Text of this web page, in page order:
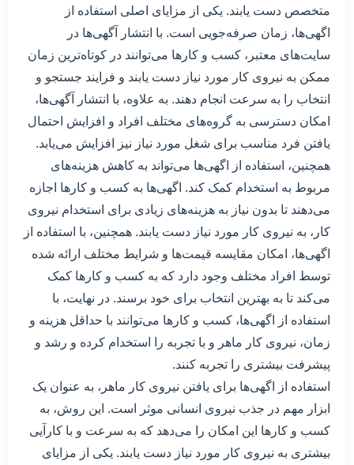
متخصص دست یابند. یکی از مزایای اصلی استفاده از
اگهی‌ها، زمان صرفه‌جویی است. با انتشار آگهی‌ها در
سایت‌های معتبر، کسب و کارها می‌توانند در کوتاه‌ترین زمان
ممکن به نیروی کار مورد نیاز دست یابند و فرایند جستجو و
انتخاب را به سرعت انجام دهند. به علاوه، با انتشار آگهی‌ها،
امکان دسترسی به گروه‌های مختلف افراد و افزایش احتمال
یافتن فرد مناسب برای شغل مورد نیاز نیز افزایش می‌یابد.
همچنین، استفاده از اگهی‌ها می‌تواند به کاهش هزینه‌های
مربوط به استخدام کمک کند. اگهی‌ها به کسب و کارها اجازه
می‌دهند تا بدون نیاز به هزینه‌های زیادی برای استخدام نیروی
کار، به نیروی کار مورد نیاز دست یابند. همچنین، با استفاده از
اگهی‌ها، امکان مقایسه قیمت‌ها و شرایط مختلف ارائه شده
توسط افراد مختلف وجود دارد که به کسب و کارها کمک
می‌کند تا به بهترین انتخاب برای خود برسند. در نهایت، با
استفاده از اگهی‌ها، کسب و کارها می‌توانند با حداقل هزینه و
زمان، نیروی کار ماهر و با تجربه را استخدام کرده و رشد و
پیشرفت بیشتری را تجربه کنند.
استفاده از اگهی‌ها برای یافتن نیروی کار ماهر، به عنوان یک
ابزار مهم در جذب نیروی انسانی موثر است. این روش، به
کسب و کارها این امکان را می‌دهد که به سرعت و با کارآیی
بیشتری به نیروی کار مورد نیاز دست یابند. یکی از مزایای